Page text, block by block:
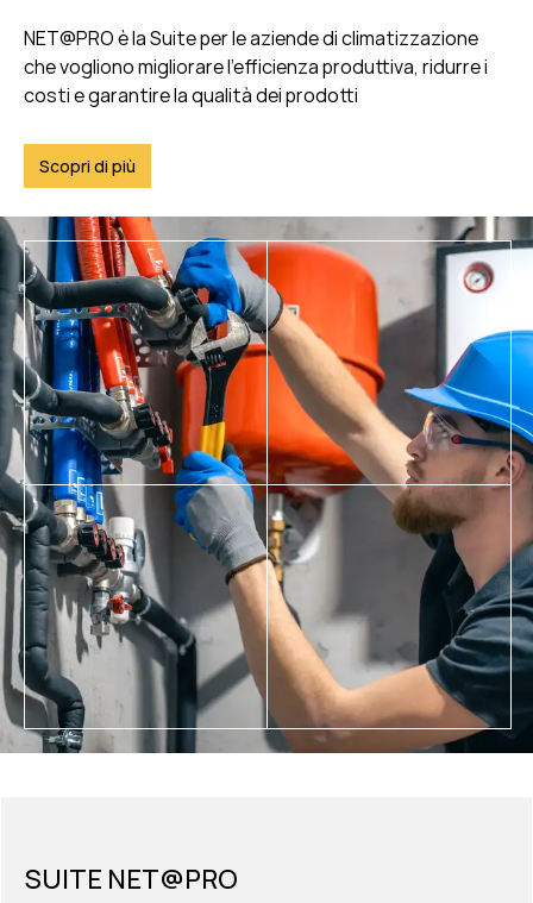
NET@PRO è la Suite per le aziende di climatizzazione
che vogliono migliorare l’efficienza produttiva, ridurre i
costi e garantire la qualità dei prodotti
Scopri di più
SUITE NET@PRO